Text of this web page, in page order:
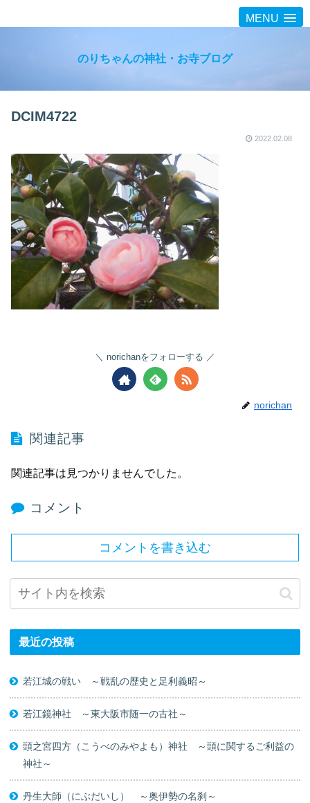
MENU
のりちゃんの神社・お寺ブログ
DCIM4722
2022.02.08
norichanをフォローする
norichan
関連記事
関連記事は見つかりませんでした。
コメント
コメントを書き込む
最近の投稿
若江城の戦い ～戦乱の歴史と足利義昭～
若江鏡神社 ～東大阪市随一の古社～
頭之宮四方（こうべのみやよも）神社 ～頭に関するご利益の
神社～
丹生大師（にぶだいし） ～奥伊勢の名刹～